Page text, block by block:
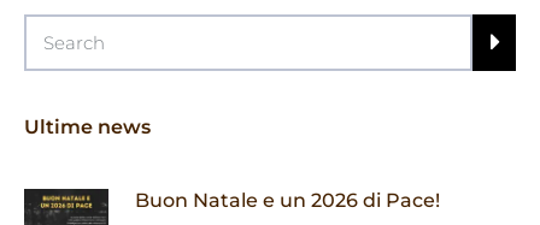
Ultime news
Buon Natale e un 2026 di Pace!